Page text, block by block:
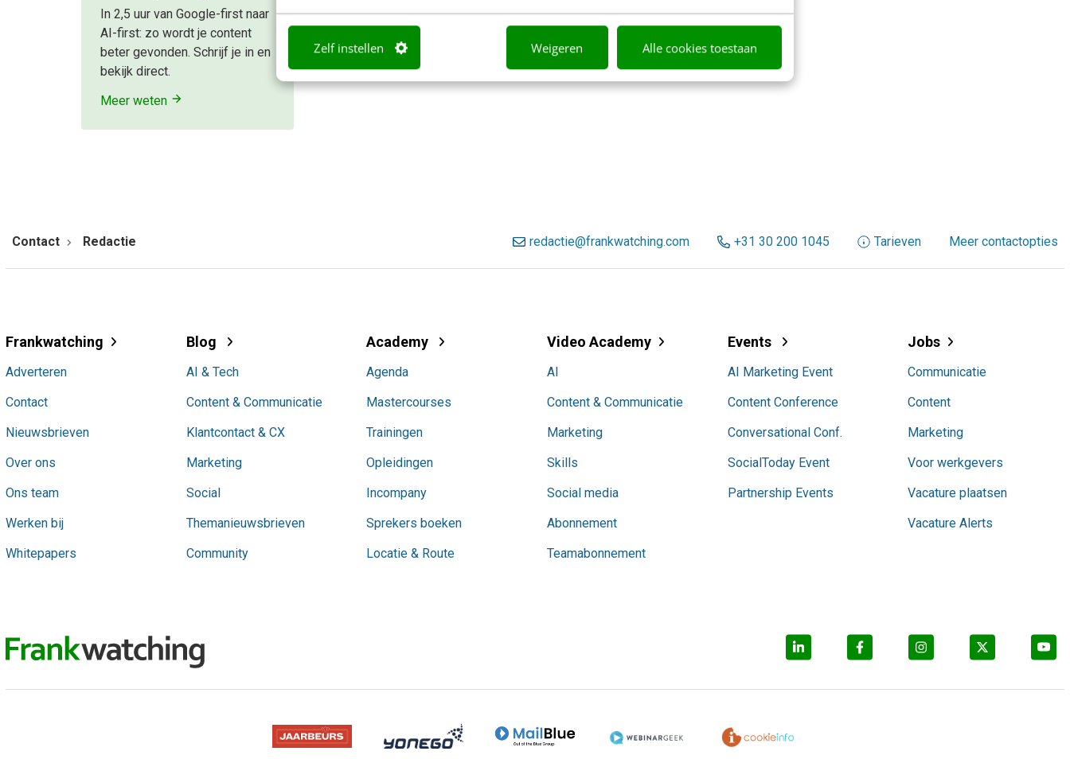
Zelf instellen Weigeren Alle cookies toestaan
In 2,5 uur van Google-first naar
AI-first: zo wordt je content
beter gevonden. Schrijf je in en
bekijk direct.
Meer weten
Contact Redactie redactie@frankwatching.com +31 30 200 1045 Tarieven Meer contactopties
Frankwatching
Adverteren
Contact
Nieuwsbrieven
Over ons
Ons team
Werken bij
Whitepapers
Blog
AI & Tech
Content & Communicatie
Klantcontact & CX
Marketing
Social
Themanieuwsbrieven
Community
Academy
Agenda
Mastercourses
Trainingen
Opleidingen
Incompany
Sprekers boeken
Locatie & Route
Video Academy
AI
Content & Communicatie
Marketing
Skills
Social media
Abonnement
Teamabonnement
Events
AI Marketing Event
Content Conference
Conversational Conf.
SocialToday Event
Partnership Events
Jobs
Communicatie
Content
Marketing
Voor werkgevers
Vacature plaatsen
Vacature Alerts